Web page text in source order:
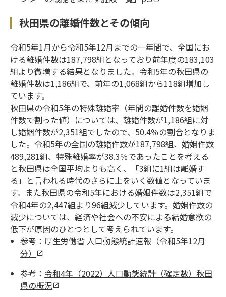
秋田県の離婚件数とその傾向
令和5年1月から令和5年12月までの一年間で、全国にお
ける離婚件数は187,798組となっており前年度の183,103
組より微増する結果となりました。令和5年の秋田県の
離婚件数は1,186組で、前年の1,068組から118組増加し
ています。
秋田県の令和5年の特殊離婚率（年間の離婚件数を婚姻
件数で割った値）については、離婚件数が1,186組に対
し婚姻件数が2,351組でしたので、50.4％の割合となりま
した。令和5年の全国の離婚件数が187,798組、婚姻件数
489,281組、特殊離婚率が38.3％であったことを考える
と秋田県は全国平均よりも高く、「3組に1組は離婚す
る」と言われる時代のさらに上をいく数値となっていま
す。また秋田県の令和5年における婚姻件数は2,351組で
令和4年の2,447組より96組減少しています。婚姻件数の
減少については、経済や社会への不安による結婚意欲の
低下が原因のひとつとして考えられています。
参考： 厚生労働省 人口動態統計速報（令和5年12月
分）
参考：令和4年（2022）人口動態統計（確定数）秋田
県の概況